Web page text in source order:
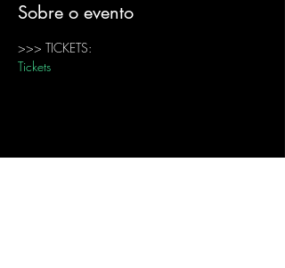
Sobre o evento
>>> TICKETS:
Tickets
Compartilhe esse evento